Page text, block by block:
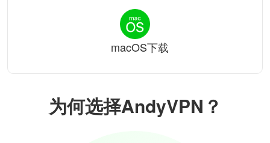
为何选择AndyVPN？
macOS下载